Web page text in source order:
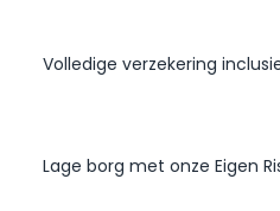
Volledige verzekering
Lage borg met onze Eigen